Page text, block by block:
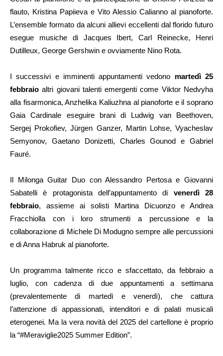
flauto, Kristina Papiieva e Vito Alessio Calianno al pianoforte.
L’ensemble formato da alcuni allievi eccellenti dal florido futuro
esegue musiche di Jacques Ibert, Carl Reinecke, Henri
Dutilleux, George Gershwin e ovviamente Nino Rota.
I successivi e imminenti appuntamenti vedono martedì 25
febbraio altri giovani talenti emergenti come Viktor Nedvyha
alla fisarmonica, Anzhelika Kaliuzhna al pianoforte e il soprano
Gaia Cardinale eseguire brani di Ludwig van Beethoven,
Sergej Prokofiev, Jürgen Ganzer, Martin Lohse, Vyacheslav
Semyonov, Gaetano Donizetti, Charles Gounod e Gabriel
Fauré.
Il Milonga Guitar Duo con Alessandro Pertosa e Giovanni
Sabatelli è protagonista dell’appuntamento di venerdì 28
febbraio, assieme ai solisti Martina Dicuonzo e Andrea
Fracchiolla con i loro strumenti a percussione e la
collaborazione di Michele Di Modugno sempre alle percussioni
e di Anna Habruk al pianoforte.
Un programma talmente ricco e sfaccettato, da febbraio a
luglio, con cadenza di due appuntamenti a settimana
(prevalentemente di martedì e venerdì), che cattura
l’attenzione di appassionati, intenditori e di palati musicali
eterogenei. Ma la vera novità del 2025 del cartellone è proprio
la “#Meraviglie2025 Summer Edition”.